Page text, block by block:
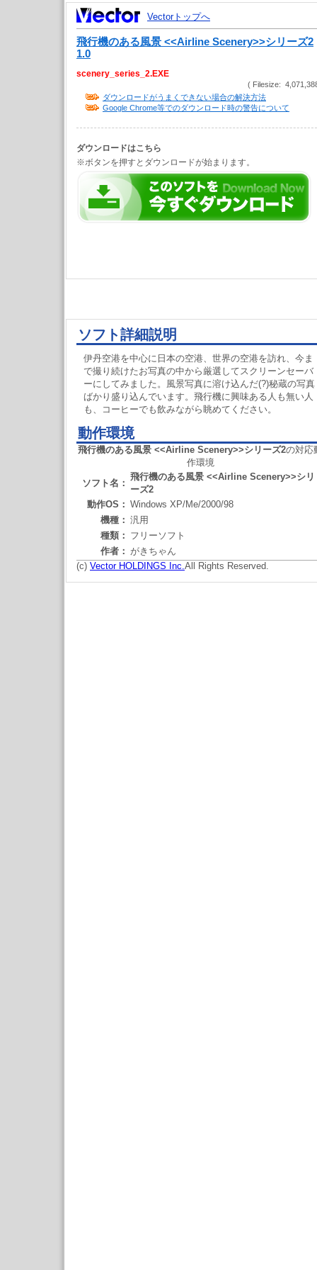
Vectorトップへ
飛行機のある風景 <<Airline Scenery>>シリーズ2
1.0
scenery_series_2.EXE
( Filesize:
ダウンロードがうまくできない場合の解決方法
Google Chrome等でのダウンロード時の警告について
ダウンロードはこちら
※ボタンを押すとダウンロードが始まります。
ソフト詳細説明
伊丹空港を中心に日本の空港、世界の空港を訪れ、今ま
で撮り続けたお写真の中から厳選してスクリーンセーバ
ーにしてみました。風景写真に溶け込んだ(?)秘蔵の写真
ばかり盛り込んでいます。飛行機に興味ある人も無い人
も、コーヒーでも飲みながら眺めてください。
動作環境
飛行機のある風景 <<Airline Scenery>>シリーズ2の対応
作環境
ソフト名：
飛行機のある風景 <<Airline Scenery>>シリ
ーズ2
動作OS： Windows XP/Me/2000/98
機種： 汎用
種類： フリーソフト
作者： がきちゃん
(c) Vector HOLDINGS Inc.All Rights Reserved.